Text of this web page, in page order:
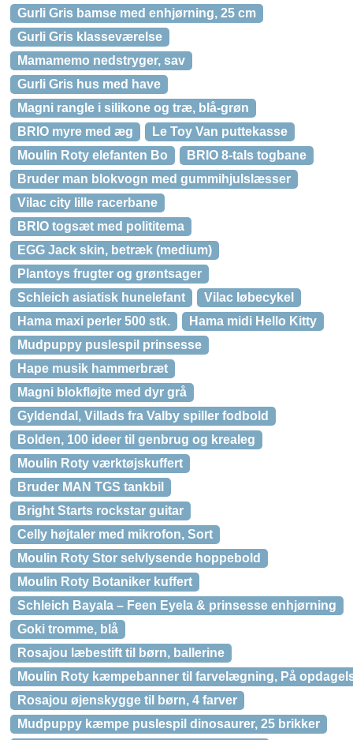
Gurli Gris bamse med enhjørning, 25 cm
Gurli Gris klasseværelse
Mamamemo nedstryger, sav
Gurli Gris hus med have
Magni rangle i silikone og træ, blå-grøn
BRIO myre med æg
Le Toy Van puttekasse
Moulin Roty elefanten Bo
BRIO 8-tals togbane
Bruder man blokvogn med gummihjulslæsser
Vilac city lille racerbane
BRIO togsæt med polititema
EGG Jack skin, betræk (medium)
Plantoys frugter og grøntsager
Schleich asiatisk hunelefant
Vilac løbecykel
Hama maxi perler 500 stk.
Hama midi Hello Kitty
Mudpuppy puslespil prinsesse
Hape musik hammerbræt
Magni blokfløjte med dyr grå
Gyldendal, Villads fra Valby spiller fodbold
Bolden, 100 ideer til genbrug og krealeg
Moulin Roty værktøjskuffert
Bruder MAN TGS tankbil
Bright Starts rockstar guitar
Celly højtaler med mikrofon, Sort
Moulin Roty Stor selvlysende hoppebold
Moulin Roty Botaniker kuffert
Schleich Bayala – Feen Eyela & prinsesse enhjørning
Goki tromme, blå
Rosajou læbestift til børn, ballerine
Moulin Roty kæmpebanner til farvelægning, På
Rosajou øjenskygge til børn, 4 farver
Mudpuppy kæmpe puslespil dinosaurer, 25 brikker